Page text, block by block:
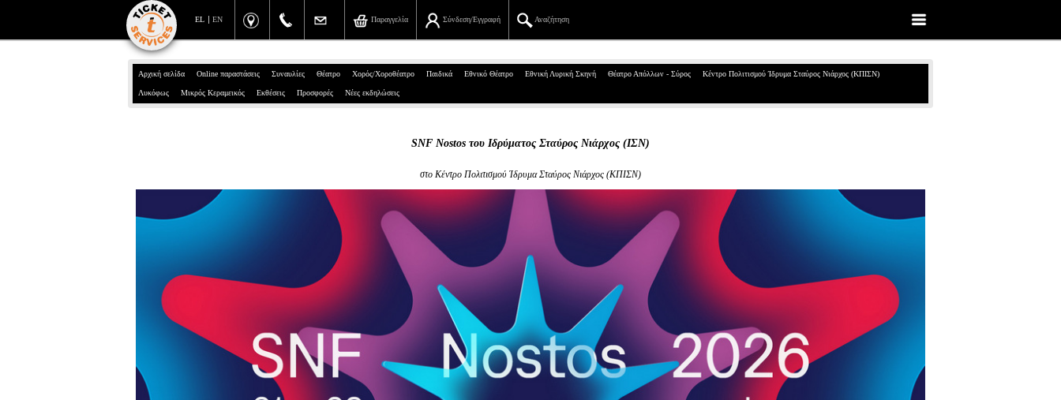
EN
EL Αναζήτηση
Σύνδεση/Εγγραφή
Παραγγελία
Πανεπιστημίου 39, Αθήνα
Σύνδεση/Εγγραφή
Παραγγελία
Αναζήτηση παραγγελίας
Προσωπικά Δεδομένα
Πληροφορίες
Είσοδος διαχειριστή
Αρχική σελίδα Online παραστάσεις Συναυλίες Θέατρο Χορός/Χοροθέατρο Παιδικά Εθνικό Θέατρο Εθνική Λυρική Σκηνή Θέατρο Απόλλων - Σύρος Κέντρο Πολιτισμού Ίδρυμα Σταύρος Νιάρχος (ΚΠΙΣΝ)
Λυκόφως Μικρός Κεραμεικός Εκθέσεις Προσφορές Νέες εκδηλώσεις
SNF Nostos του Ιδρύματος Σταύρος Νιάρχος (ΙΣΝ)
στο Κέντρο Πολιτισμού Ίδρυμα Σταύρος Νιάρχος (ΚΠΙΣΝ)